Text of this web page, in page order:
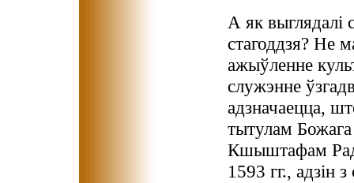
А як выглядалі
стагоддзя? Не
ажыўленне
служэнне
адзначаецца,
тытулам
Кшыштафам
1593 гг., адзін